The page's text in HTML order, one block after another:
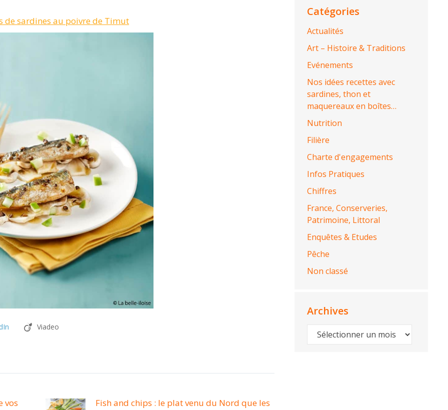
de sardines au poivre de Timut
Viadeo
vos
Fish and chips : le plat venu du Nord que les
Catégories
Actualités
Art – Histoire & Traditions
Evénements
Nos idées recettes avec
sardines, thon et
maquereaux en boîtes…
Nutrition
Filière
Charte d'engagements
Infos Pratiques
Chiffres
France, Conserveries,
Patrimoine, Littoral
Enquêtes & Etudes
Pêche
Non classé
Archives
Archives